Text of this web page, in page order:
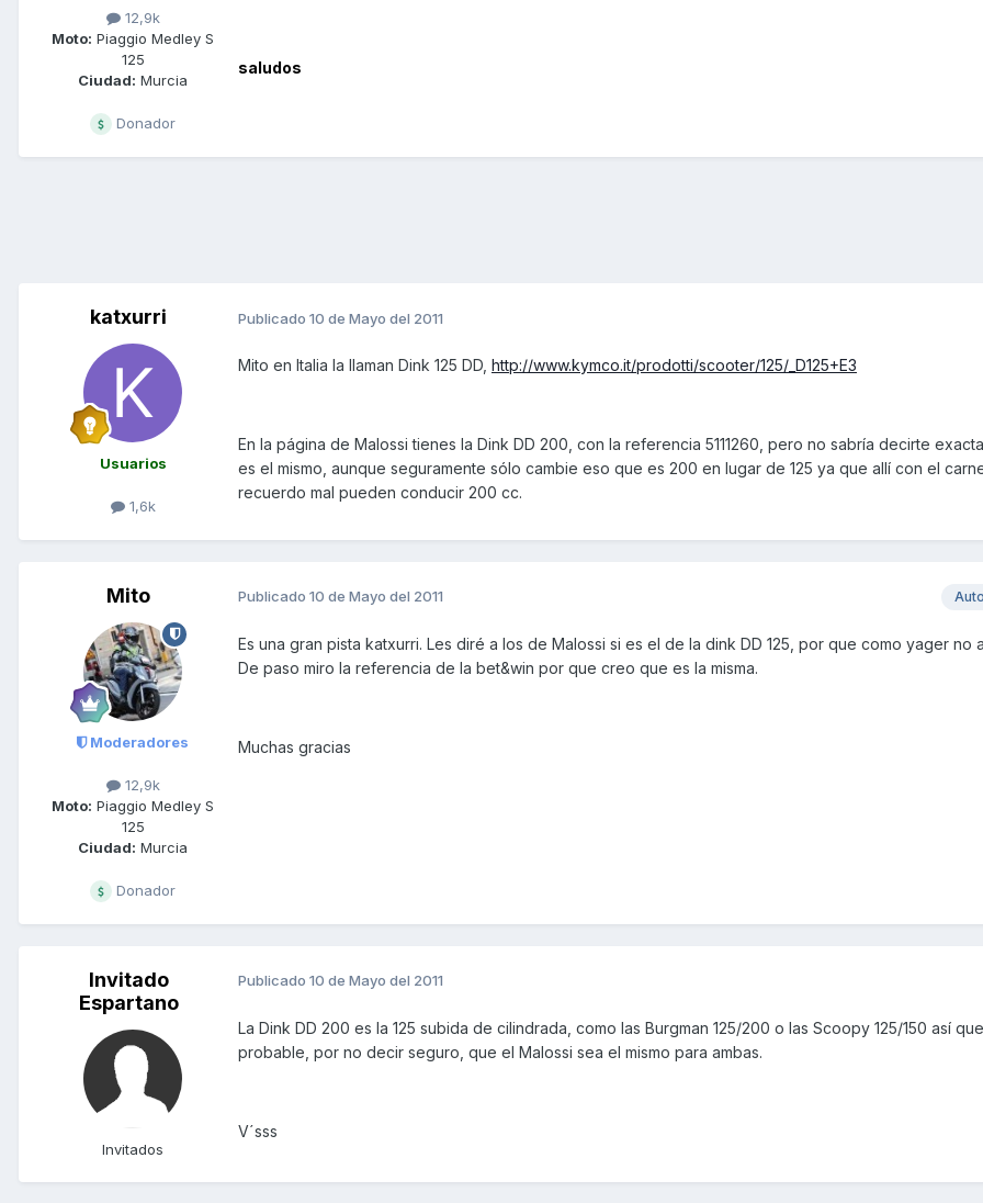
12,9k
Moto: Piaggio Medley S
125
Ciudad: Murcia
Donador
saludos
katxurri
Usuarios
1,6k
Publicado 10 de Mayo del 2011
Mito en Italia la llaman Dink 125 DD, http://www.kymco.it/prodotti/scooter/125/_D125+E3
En la página de Malossi tienes la Dink DD 200, con la referencia 5111260, pero no sabría decirte
es el mismo, aunque seguramente sólo cambie eso que es 200 en lugar de 125 ya que allí con el
recuerdo mal pueden conducir 200 cc.
Mito
Moderadores
12,9k
Moto: Piaggio Medley S
125
Ciudad: Murcia
Donador
Publicado 10 de Mayo del 2011
Es una gran pista katxurri. Les diré a los de Malossi si es el de la dink DD 125, por que como yager no
De paso miro la referencia de la bet&win por que creo que es la misma.
Muchas gracias
Invitado
Espartano
Invitados
Publicado 10 de Mayo del 2011
La Dink DD 200 es la 125 subida de cilindrada, como las Burgman 125/200 o las Scoopy 125/150 así
probable, por no decir seguro, que el Malossi sea el mismo para ambas.
V´sss